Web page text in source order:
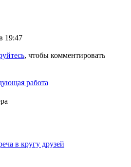
19:47
, чтобы комментировать
работа
в кругу друзей